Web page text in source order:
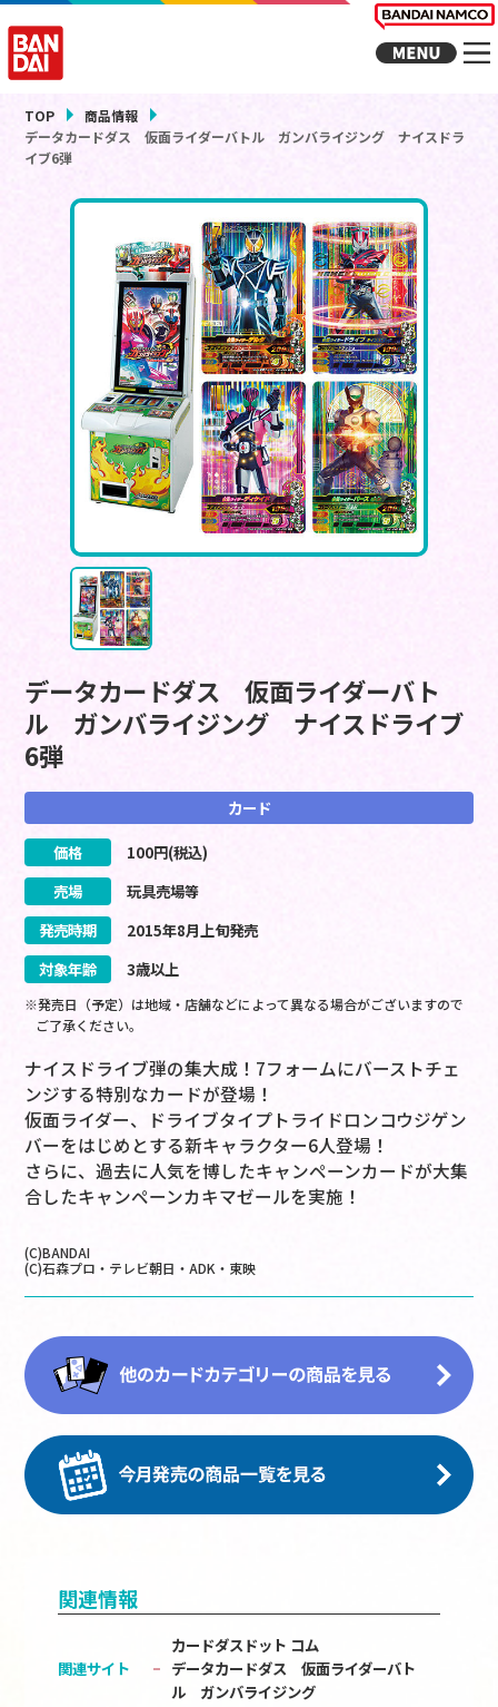
TOP
商品情報
データカードダス 仮面ライダーバトル ガンバライジング ナイスドラ
イブ6弾
データカードダス 仮面ライダーバト
ル ガンバライジング ナイスドライブ
6弾
カード
価格 100円(税込)
売場
玩具売場等
発売時期
2015年8月上旬発売
対象年齢
3歳以上
※発売日（予定）は地域・店舗などによって異なる場合がございますので
ご了承ください。
ナイスドライブ弾の集大成！7フォームにバーストチェ
ンジする特別なカードが登場！
仮面ライダー、ドライブタイプトライドロンコウジゲン
バーをはじめとする新キャラクター6人登場！
さらに、過去に人気を博したキャンペーンカードが大集
合したキャンペーンカキマゼールを実施！
(C)BANDAI
(C)石森プロ・テレビ朝日・ADK・東映
関連情報
関連サイト
カードダスドット コム
データカードダス 仮面ライダーバト
ル ガンバライジング